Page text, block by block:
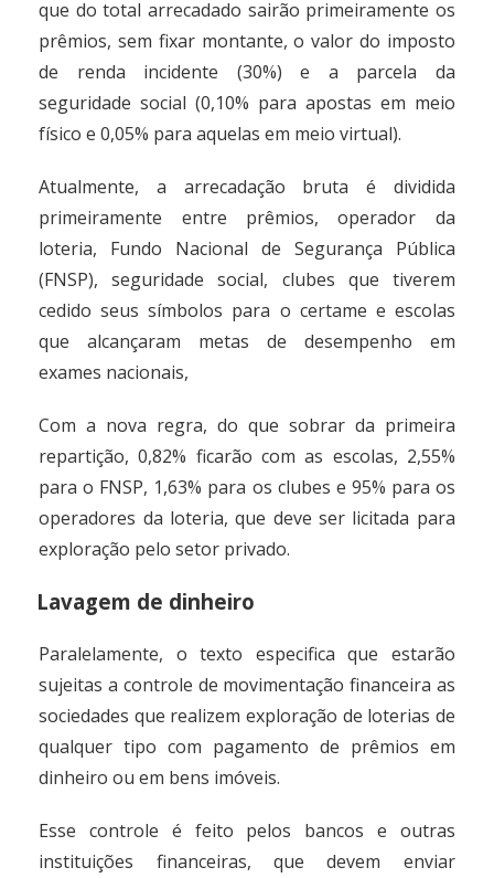
que do total arrecadado sairão primeiramente os
prêmios, sem fixar montante, o valor do imposto
de renda incidente (30%) e a parcela da
seguridade social (0,10% para apostas em meio
físico e 0,05% para aquelas em meio virtual).
Atualmente, a arrecadação bruta é dividida
primeiramente entre prêmios, operador da
loteria, Fundo Nacional de Segurança Pública
(FNSP), seguridade social, clubes que tiverem
cedido seus símbolos para o certame e escolas
que alcançaram metas de desempenho em
exames nacionais,
Com a nova regra, do que sobrar da primeira
repartição, 0,82% ficarão com as escolas, 2,55%
para o FNSP, 1,63% para os clubes e 95% para os
operadores da loteria, que deve ser licitada para
exploração pelo setor privado.
Lavagem de dinheiro
Paralelamente, o texto especifica que estarão
sujeitas a controle de movimentação financeira as
sociedades que realizem exploração de loterias de
qualquer tipo com pagamento de prêmios em
dinheiro ou em bens imóveis.
Esse controle é feito pelos bancos e outras
instituições financeiras, que devem enviar